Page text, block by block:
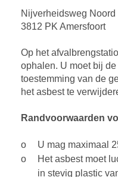
Nijverheidsweg Noord
3812 PK Amersfoort
Op het
ophalen. U moet bij
toestemming van de
het asbest te
Randvoorwaarden
U mag maximaal
Het asbest moet
in stevig plastic